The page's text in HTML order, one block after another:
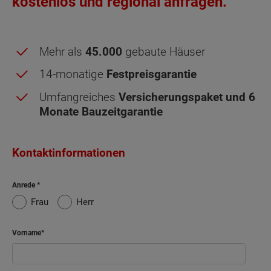
Energiestandard EH 40
Netto-Raumfläche
2/3
Staffelgeschoss
Dachterrasse
Netto-Raumfläche nach DIN 277 Obergeschoss
Schlafen 15.36 m²
Mehr als 45.000 gebaute Häuser
14-monatige Festpreisgarantie
Umfangreiches Versicherungspaket und 6
Monate Bauzeitgarantie
Kontaktinformationen
Anrede
Frau Herr
Vorname